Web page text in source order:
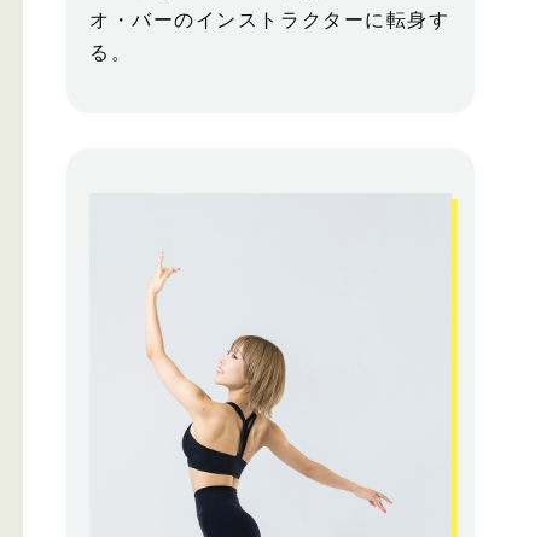
オ・バーのインストラクターに転身す
る。